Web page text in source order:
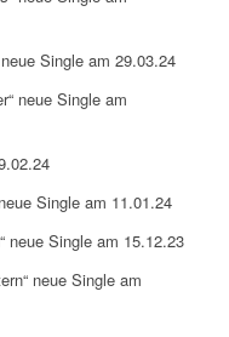
Single am 29.03.24
neue Single am
Single am 11.01.24
neue Single am 15.12.23
neue Single am